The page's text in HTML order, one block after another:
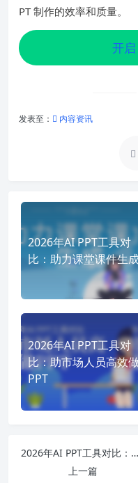
PT 制作的效率和质量。
开
发表至： 内容资讯
2026年AI PPT工具对
比：助力课堂课件生
2026年AI PPT工具对
比：助市场人员高效
PPT
2026年AI PPT工具对比：揭秘高效生成原理
上一篇